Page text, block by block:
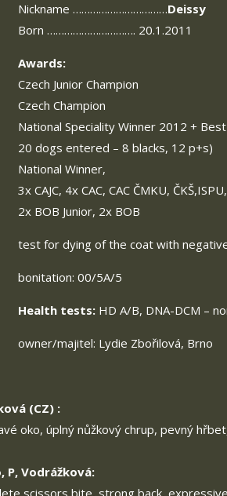
Nickname ……………………………Deissy
Born …………………………. 20.1.2011
Awards:
Czech Junior Champion
Czech Champion
National Speciality Winner 2012 +
20 dogs entered – 8 blacks, 12 p+s)
National Winner,
3x CAJC, 4x CAC, CAC ČMKU,
2x BOB Junior, 2x BOB
test for dying of the coat with
bonitation: 00/5A/5
Health tests: HD A/B, DNA-DCM –
owner/majitel: Lydie Zbořilová, Brno
(CZ) :
oko, úplný nůžkový chrup, pevný
P, Vodrážková: